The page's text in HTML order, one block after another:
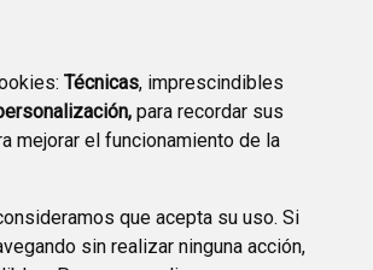
Técnicas, imprescindibles
para recordar sus
mejorar el funcionamiento de la
que acepta su uso. Si
sin realizar ninguna acción,
PLAN DE ACCIÓN LOCAL
2030